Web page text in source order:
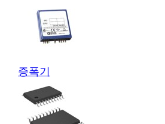
증폭기